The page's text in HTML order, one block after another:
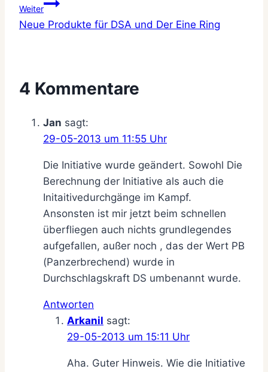
Weiter
Neue Produkte für DSA und Der Eine Ring
4 Kommentare
Jan sagt:
29-05-2013 um 11:55 Uhr
Die Initiative wurde geändert. Sowohl Die
Berechnung der Initiative als auch die
Initaitivedurchgänge im Kampf.
Ansonsten ist mir jetzt beim schnellen
überfliegen auch nichts grundlegendes
aufgefallen, außer noch , das der Wert PB
(Panzerbrechend) wurde in
Durchschlagskraft DS umbenannt wurde.
Antworten
Arkanil sagt:
29-05-2013 um 15:11 Uhr
Aha. Guter Hinweis. Wie die Initiative